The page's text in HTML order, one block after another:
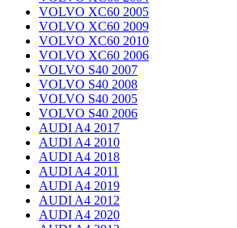
VOLVO XC60 2005
VOLVO XC60 2009
VOLVO XC60 2010
VOLVO XC60 2006
VOLVO S40 2007
VOLVO S40 2008
VOLVO S40 2005
VOLVO S40 2006
AUDI A4 2017
AUDI A4 2010
AUDI A4 2018
AUDI A4 2011
AUDI A4 2019
AUDI A4 2012
AUDI A4 2020